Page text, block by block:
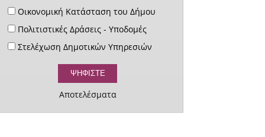
Οικονομική Κατάσταση του Δήμου
Πολιτιστικές Δράσεις - Υποδομές
Στελέχωση Δημοτικών Υπηρεσιών
Αποτελέσματα